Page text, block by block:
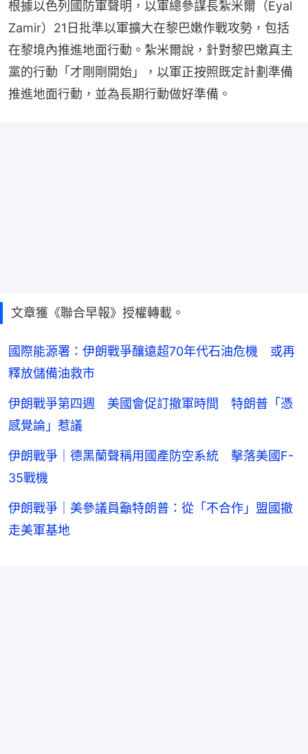
根據以色列國防軍聲明，以軍總參謀長紮米爾（Eyal
Zamir）21日批準以軍擴大在黎巴嫩作戰攻勢，包括
在黎境內推進地面行動。紮米爾說，針對黎巴嫩真主
黨的行動「才剛剛開始」，以軍正按照既定計劃準備
推進地面行動，並為長期行動做好準備。
文章獲《聯合早報》授權轉載。
國際能源署：伊朗戰爭釀遠超70年代石油危機 或再
釋放儲備油救市
伊朗戰爭第四週 美國會促訂撤軍時間 特朗普「憑
感覺論」惹議
伊朗戰爭｜德黑蘭聲稱用國產防空系統 擊落美國F-
35戰機
伊朗戰爭｜美參議員籲特朗普：從「不合作」盟國撤
走美軍基地